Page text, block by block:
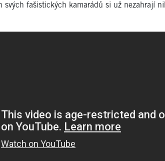
svých fašistických kamarádů si už nezahrají